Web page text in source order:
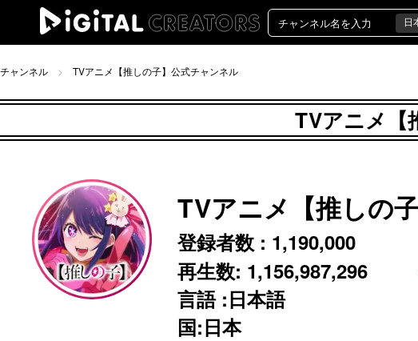
チャンネル TVアニメ【推しの子】公式チャンネル
TVアニメ【
TVアニメ【推しの
登録者数 : 1,190,000
再生数: 1,156,987,296
言語 :日本語
国:日本